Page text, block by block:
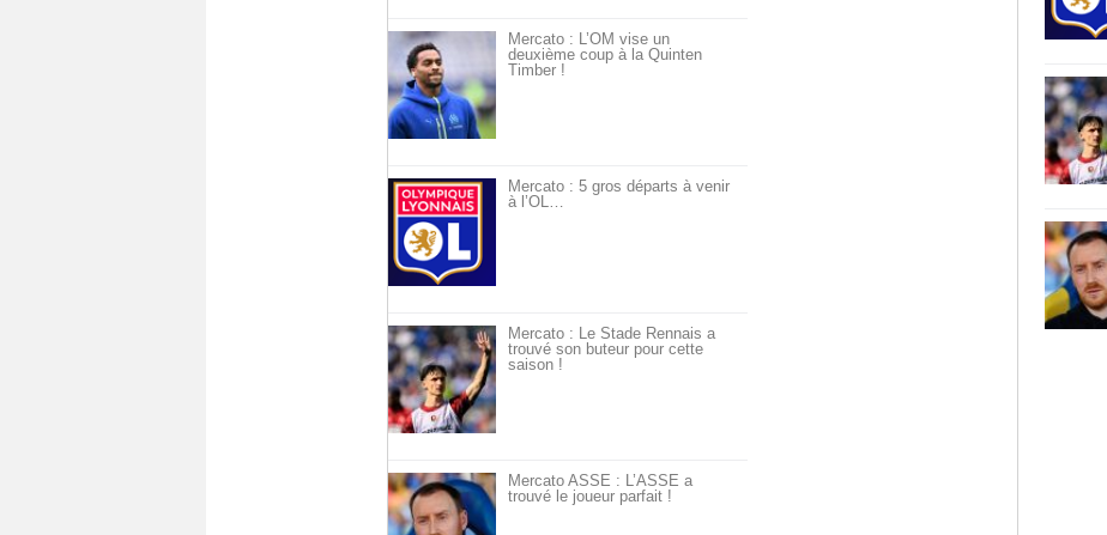
Mercato : L’OM vise un
deuxième coup à la Quinten
Timber !
Mercato : 5 gros départs à venir
à l’OL…
Mercato : Le Stade Rennais a
trouvé son buteur pour cette
saison !
Mercato ASSE : L’ASSE a
trouvé le joueur parfait !